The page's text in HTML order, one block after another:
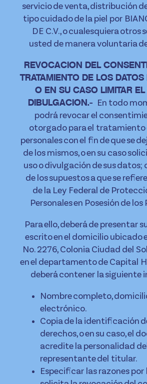
servicio de venta, distribución
tipo cuidado de la piel por
DE C.V., o cualesquiera otros
usted de manera voluntaria
REVOCACION DEL
TRATAMIENTO DE LOS
O EN SU CASO LIMITAR
DIBULGACION.-
En todo
podrá revocar el
otorgado para el tratamiento
personales con el fin de que se
de los mismos, o en su caso
uso o divulgación de sus datos;
de los supuestos a que se
de la Ley Federal de
Personales en Posesión de
Para ello, deberá de presentar
escrito en el domicilio ubicado
No. 2276, Colonia Ciudad del
en el departamento de Capital
deberá contener la siguiente
Nombre completo,
electrónico.
Copia de la identificación
derechos, o en su caso, el
acredite la personalidad del
representante del titular.
Especificar las razones por